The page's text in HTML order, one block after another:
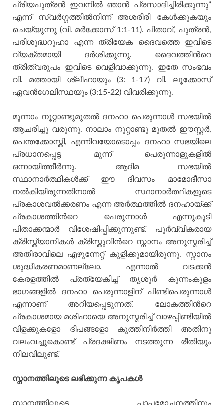
പ്രിയപുത്രന്‍ ഇവനില്‍ ഞാന്‍ പ്രസാദിച്ചിരിക്കുന്നു”
എന്ന് സ്വര്‍ഗ്ഗത്തില്‍നിന്ന് അശരീരി കേള്‍ക്കുകയും
ചെയ്യുന്നു (വി. മര്‍ക്കോസ് 1:1-11). പിതാവ്, പുത്രന്‍,
പരിശുദ്ധറൂഹാ എന്ന ത്രിയേക ദൈവത്തെ ഇവിടെ
വ്യക്തമായി ദര്‍ശിക്കുന്നു. ദൈവത്തിന്‍റെ
ത്രിത്വരൂപം ഇവിടെ വെളിവാക്കുന്നു. ഇതേ സംഭവം
വി. മത്തായി ശ്ലീഹായും (3: 1-17) വി. ലൂക്കോസ്
ഏവന്‍ഗേലിസ്ഥയും (3:15-22) വിവരിക്കുന്നു.
മൂന്നാം നൂറ്റാണ്ടുമുതല്‍ ദനഹാ പെരുന്നാള്‍ സഭയില്‍
ആചരിച്ചു വരുന്നു. നാലാം നൂറ്റാണ്ടു മുതല്‍ ഈസ്റ്റര്‍,
പെന്തക്കോസ്തി, എന്നിവയോടൊപ്പം ദനഹാ സഭയിലെ
പ്രധാനപ്പെട്ട മൂന്ന് പെരുന്നാളുകളില്‍
ഒന്നായിത്തീര്‍ന്നു. ആദിമ സഭയില്‍
സ്ഥാനാര്‍ത്ഥികള്‍ക്ക് ഈ ദിവസം മാമോദീസാ
നല്‍കിയിരുന്നതിനാല്‍ സ്ഥാനാര്‍ത്ഥികളുടെ
പ്രകാശവല്‍ക്കരണം എന്ന അര്‍ത്ഥത്തില്‍ ദനഹായ്ക്ക്
പ്രകാശത്തിന്‍റെ പെരുന്നാള്‍ എന്നുകൂടി
പിതാക്കന്മാര്‍ വിശേഷിപ്പിക്കുന്നുണ്ട്. പൂര്‍വ്വികരായ
ക്രിസ്ത്യാനികള്‍ ക്രിസ്തുവിന്‍റെ സ്നാനം അനുസ്മരിച്ച്
അതിരാവിലെ എഴുന്നേറ്റ് കുളിക്കുമായിരുന്നു. സ്നാനം
ശുദ്ധീകരണമാണല്ലോ. എന്നാല്‍ വടക്കന്‍
കേരളത്തില്‍ പ്രത്യേകിച്ച് തൃശൂര്‍ കുന്നംകുളം
ഭാഗങ്ങളില്‍ ദനഹാ പെരുന്നാളിന് പിണ്ടിപെരുന്നാള്‍
എന്നാണ് അറിയപ്പെടുന്നത്. ലോകത്തിന്‍റെ
പ്രകാശമായ മശിഹായെ അനുസ്മരിച്ച് വാഴപ്പിണ്ടിയില്‍
വിളക്കുകളോ ദീപങ്ങളോ കുത്തിനിര്‍ത്തി അതിനു
വലംവച്ചുകൊണ്ട് പ്രദക്ഷിണം നടത്തുന്ന രീതിയും
നിലവിലുണ്ട്.
സ്നാനത്തിലൂടെ ലഭിക്കുന്ന കൃപകള്‍